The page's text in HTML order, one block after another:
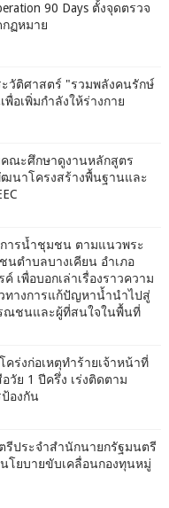
90 Days ตั้งจุดตรวจ
ฏหมาย
วัติศาสตร์ "รวมพลังคนรักษ์
อเพิ่มกำลังให้ร่างกาย
ณะศึกษาดูงานหลักสูตร
นาโครงสร้างพื้นฐานและ
รน้ำชุมชน ตามแนวพระ
ตำบลบางเคียน อำเภอ
เพื่อบอกเล่าเรื่องราวความ
างการแก้ปัญหาน้ำนำไปสู่
ณชนและผู้ที่สนใจในพื้นที่
ร่งก่อเหตุทำร้ายเจ้าหน้าที่
วัย 1 ปีครึ่ง เร่งติดตาม
องกัน
รีประจำสำนักนายกรัฐมนตรี
โยบายขับเคลื่อนกองทุนหมู่